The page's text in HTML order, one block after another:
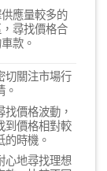
應量較多的
尋找價格合
款。
切關注市場行
。
找價格波動，
到價格相對較
的時機。
心地尋找理想